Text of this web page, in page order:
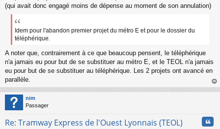
s
n
l
u
(qui avait donc engagé moins de dépense au moment de son annulation)
Idem pour l'abandon premier projet du métro E et pour le dossier du
téléphérique.
A noter que, contrairement à ce que beaucoup pensent, le téléphérique
n'a jamais eu pour but de se substituer au métro E, et le TEOL n'a jamais
eu pour but de se substituer au téléphérique. Les 2 projets ont avancé en
parallèle.
au
nim
Passager
Re: Tramway Express de l'Ouest Lyonnais (TEOL)